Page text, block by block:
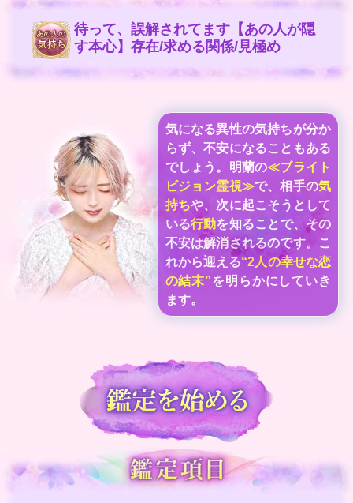
待って、誤解されてます【あの人が隠
す本心】存在/求める関係/見極め
気になる異性の気持ちが分か
らず、不安になることもある
でしょう。明蘭の≪ブライト
ビジョン霊視≫で、相手の気
持ちや、次に起こそうとして
いる行動を知ることで、その
不安は解消されるのです。こ
れから迎える“2人の幸せな恋
の結末”を明らかにしていき
ます。